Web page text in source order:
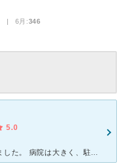
| 6月:346
5.0
花粉症で初めての来院をさせて頂きました。 病院は大きく、駐車場もあり、車がないと不便な徳島でも不自由なく行くことができました。 待合室は広々とストレスがなく、呼ばれるまでに若干時間があったものの、